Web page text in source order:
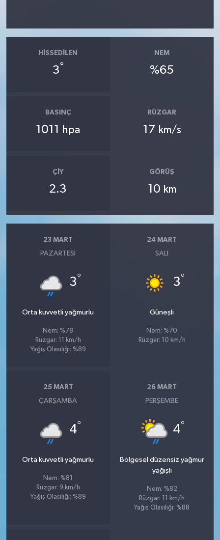
HISSEDILEN
3°
NEM
%65
BASINÇ
1011 hpa
RÜZGAR
17 km/s
ÇIY
2.3
GÖRÜŞ
10 km
23 MART
PAZARTESI
3°
Orta kuvvetli yağmurlu
Nem: %78
Rüzgar: 11 km/h
Yağış Olasılığı: %89
24 MART
SALI
3°
Güneşli
Nem: %70
Rüzgar: 10 km/h
25 MART
ÇARŞAMBA
4°
Orta kuvvetli yağmurlu
Nem: %81
Rüzgar: 9 km/h
Yağış Olasılığı: %89
26 MART
PERŞEMBE
4°
Bölgesel düzensiz yağmur
yağışlı
Nem: %82
Rüzgar: 11 km/h
Yağış Olasılığı: %88